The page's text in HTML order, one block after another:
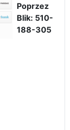
Poprzez
Blik: 510-
188-305